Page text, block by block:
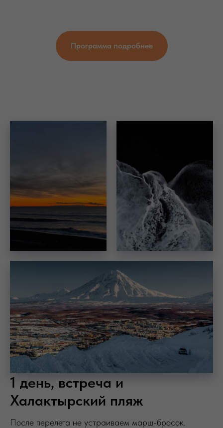
Программа подробнее
1 день, встреча и
Халактырский пляж
После перелета не устраиваем марш-бросок.